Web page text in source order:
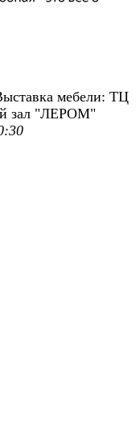
мебели: ТЦ
зал "ЛЕРОМ"